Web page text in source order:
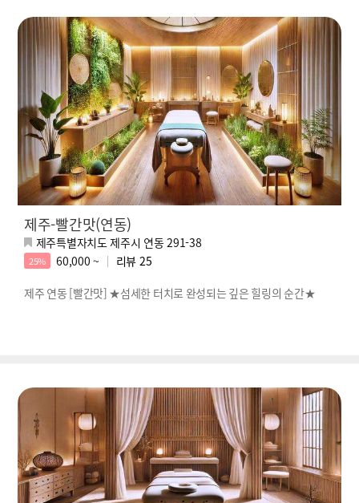
제주-빨간맛(연동)
제주특별자치도 제주시 연동 291-38
25% 60,000 ~ 리뷰 25
제주 연동 [빨간맛] ★섬세한 터치로 완성되는 깊은 힐링의 순간★